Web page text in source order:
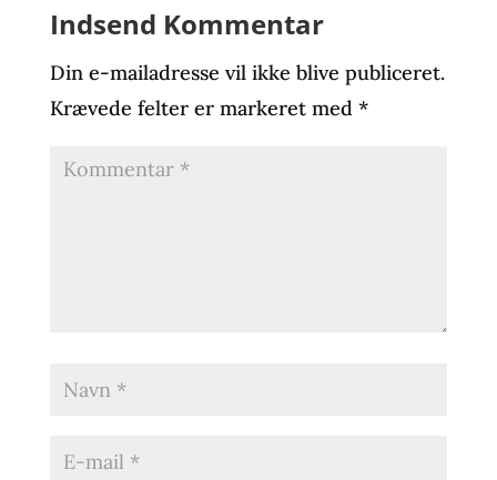
Indsend Kommentar
Din e-mailadresse vil ikke blive publiceret.
Krævede felter er markeret med *